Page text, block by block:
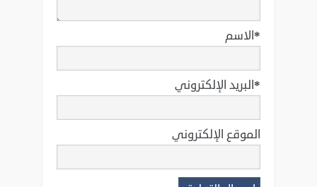
الاسم*
البريد الإلكتروني*
الموقع الإلكتروني